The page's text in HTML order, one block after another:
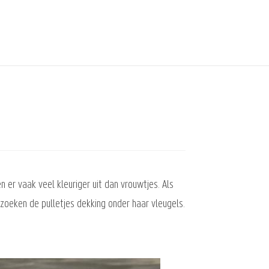
er vaak veel kleuriger uit dan vrouwtjes. Als
de pulletjes dekking onder haar vleugels.